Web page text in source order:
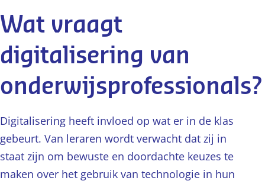
Wat vraagt
digitalisering van
onderwijsprofessionals?
Digitalisering heeft invloed op wat er in de klas
gebeurt. Van leraren wordt verwacht dat zij in
staat zijn om bewuste en doordachte keuzes te
maken over het gebruik van technologie in hun